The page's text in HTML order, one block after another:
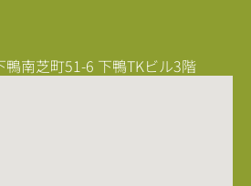
南芝町51-6 下鴨TKビル3階